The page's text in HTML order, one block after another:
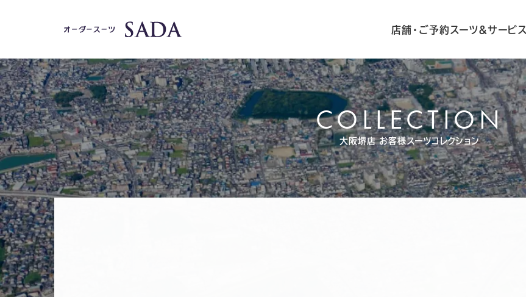
店舗・ご予約 スーツ&サービス
COLLECTION
大阪堺店お客様スーツコレクション